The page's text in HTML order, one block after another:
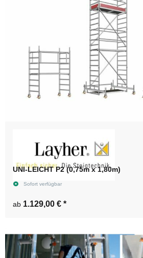
UNI-LEICHT P2 (0,75m x 1,80m)
Sofort verfügbar
ab 1.129,00 € *